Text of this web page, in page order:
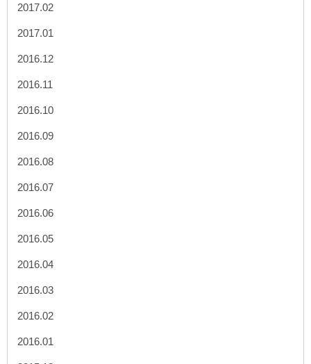
2017.02
2017.01
2016.12
2016.11
2016.10
2016.09
2016.08
2016.07
2016.06
2016.05
2016.04
2016.03
2016.02
2016.01